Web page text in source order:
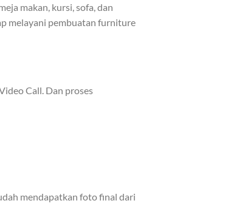
makan, kursi, sofa, dan
melayani pembuatan furniture
Call. Dan proses
mendapatkan foto final dari